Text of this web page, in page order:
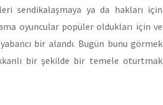
sendikalaşmaya ya da hakları için
oyuncular popüler oldukları için ve
bir alandı. Bugün bunu görmek
bir şekilde bir temele oturtmak